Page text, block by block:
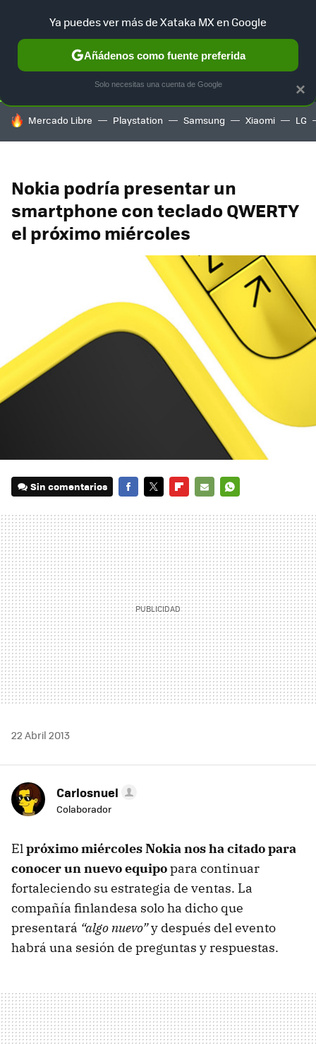
SELECCIÓN GAMING HOME AUTO TERRITORIO
HOY SE HABLA DE
Mercado Libre Playstation Samsung Xiaomi LG
Nokia podría presentar un
smartphone con teclado QWERTY
el próximo miércoles
Sin comentarios
MAIL
22 Abril 2013
Carlosnuel
Colaborador
Elpróximo miércoles Nokia nos ha citado para
conocer un nuevo equipopara continuar
fortaleciendo su estrategia de ventas. La
compañía finlandesa solo ha dicho que
presentará “algo nuevo”y después del evento
habrá una sesión de preguntas y respuestas.
×
Ya puedes ver más de Xataka MX en Google
Añádenos como fuente preferida
Solo necesitas una cuenta de Google